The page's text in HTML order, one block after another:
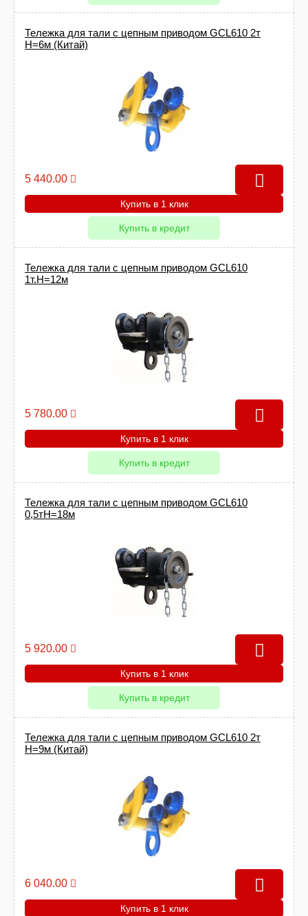
Тележка для тали с цепным приводом GCL610 2т
Н=6м (Китай)
5 440.00
Купить в 1 клик
Купить в кредит
Тележка для тали с цепным приводом GCL610
1т.Н=12м
5 780.00
Купить в 1 клик
Купить в кредит
Тележка для тали с цепным приводом GCL610
0,5тН=18м
5 920.00
Купить в 1 клик
Купить в кредит
Тележка для тали с цепным приводом GCL610 2т
Н=9м (Китай)
6 040.00
Купить в 1 клик